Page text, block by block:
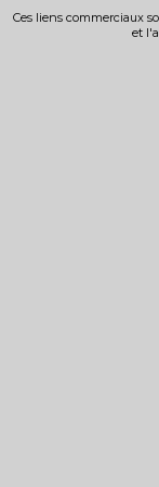
Ces liens commerciaux
et